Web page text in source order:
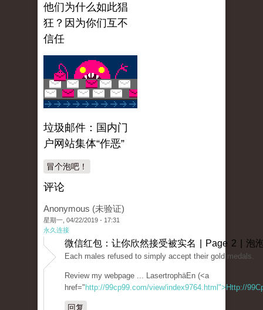
他们为什么如此猖
狂？因为你们互不
信任
垃圾邮件：国内门
户网站集体“作恶”
冒个泡吧！
评论
Anonymous (未验证)
星期一, 04/22/2019 - 17:31
永久连接
微信红包：让你欣然接受被实名 | Page 2 | 泡
Each males refused to simply accept their gold medals.
Review my webpage ... LasertrophäEn (<a
href=" http://99cp99.com/view/index9764.html">Http://
回复